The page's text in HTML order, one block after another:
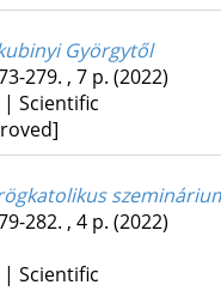
Györgytől
279. , 7 p. (2022)
| Scientific
282. , 4 p. (2022)
| Scientific